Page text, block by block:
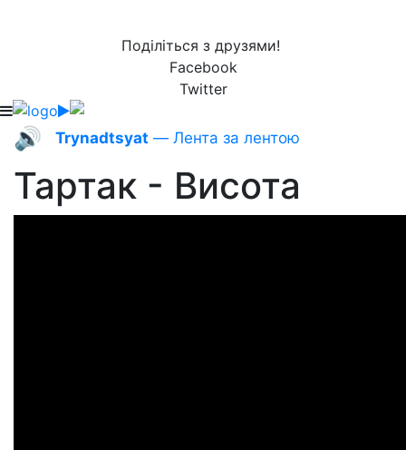
Поділіться з друзями!
Facebook
Twitter
🔊 Trynadtsyat — Лента за лентою
Тартак - Висота